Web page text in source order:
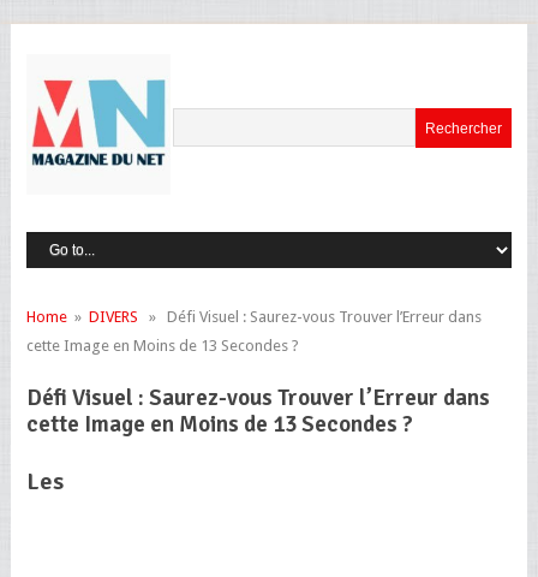
Home» DIVERS » Défi Visuel : Saurez-vous Trouver l’Erreur dans
cette Image en Moins de 13 Secondes ?
Défi Visuel : Saurez-vous Trouver l’Erreur dans
cette Image en Moins de 13 Secondes ?
Les